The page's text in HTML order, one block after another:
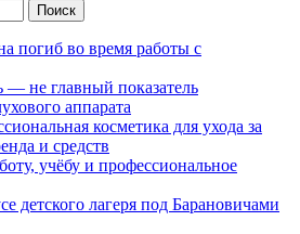
погиб во время работы с
— не главный показатель
аппарата
косметика для ухода за
и средств
учёбу и профессиональное
детского лагеря под Барановичами